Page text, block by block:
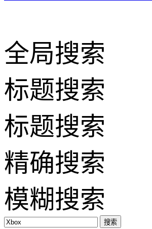
全局搜索
标题搜索
标题搜索
精确搜索
模糊搜索
搜索